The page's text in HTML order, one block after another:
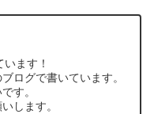
ます！
ログで書いています。
す。
します。